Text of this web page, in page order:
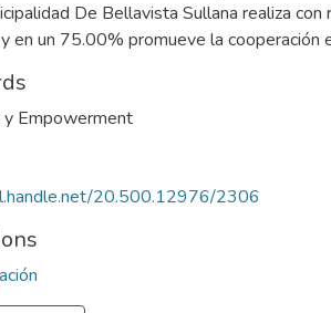
De Bellavista Sullana realiza con
en un 75.00% promueve la cooperación
y Empowerment
20.500.12976/2306